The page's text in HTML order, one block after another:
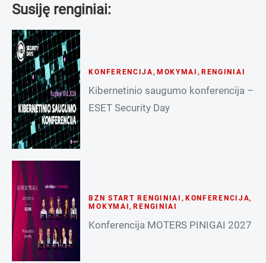
Susiję renginiai:
KONFERENCIJA , MOKYMAI , RENGINIAI
Kibernetinio saugumo konferencija –
ESET Security Day
BZN START RENGINIAI , KONFERENCIJA,
MOKYMAI ,RENGINIAI
Konferencija MOTERS PINIGAI 2027